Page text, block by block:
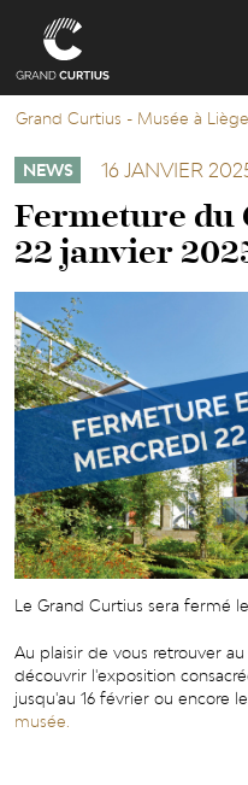
contenu
principal
Grand Curtius - Musée à Liège
NEWS 16 JANVIER
Fermeture du
22 janvier
Le Grand Curtius sera fermé
Au plaisir de vous retrouver
découvrir l'exposition
jusqu'au 16 février ou encore
musée.